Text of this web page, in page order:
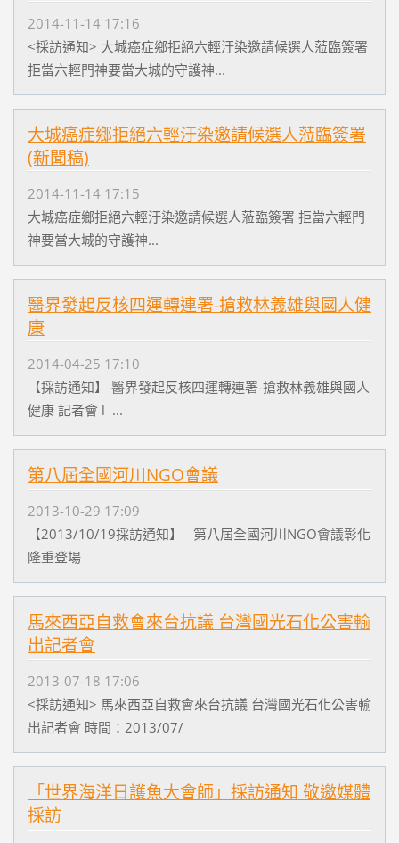
2014-11-14 17:16
<採訪通知> 大城癌症鄉拒絕六輕汙染邀請候選人蒞臨簽署
拒當六輕門神要當大城的守護神...
大城癌症鄉拒絕六輕汙染邀請候選人蒞臨簽署
(新聞稿)
2014-11-14 17:15
大城癌症鄉拒絕六輕汙染邀請候選人蒞臨簽署 拒當六輕門
神要當大城的守護神...
醫界發起反核四運轉連署-搶救林義雄與國人健
康
2014-04-25 17:10
【採訪通知】 醫界發起反核四運轉連署-搶救林義雄與國人
健康 記者會 l ...
第八屆全國河川NGO會議
2013-10-29 17:09
【2013/10/19採訪通知】 第八屆全國河川NGO會議彰化
隆重登場
馬來西亞自救會來台抗議 台灣國光石化公害輸
出記者會
2013-07-18 17:06
<採訪通知> 馬來西亞自救會來台抗議 台灣國光石化公害輸
出記者會 時間：2013/07/
「世界海洋日護魚大會師」採訪通知 敬邀媒體
採訪